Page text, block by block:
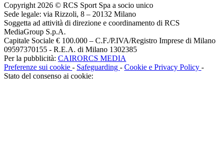
Copyright 2026 © RCS Sport Spa a socio unico
Sede legale: via Rizzoli, 8 – 20132 Milano
Soggetta ad attività di direzione e coordinamento di RCS
MediaGroup S.p.A.
Capitale Sociale € 100.000 – C.F./P.IVA/Registro Imprese di Milano
09597370155 - R.E.A. di Milano 1302385
Per la pubblicità: CAIRORCS MEDIA
Preferenze sui cookie - Safeguarding - Cookie e Privacy Policy -
Stato del consenso ai cookie: